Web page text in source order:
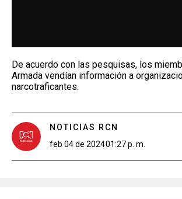
De acuerdo con las pesquisas, los
Armada vendían información a
narcotraficantes.
NOTICIAS RCN
feb 04 de 202401:27 p. m.